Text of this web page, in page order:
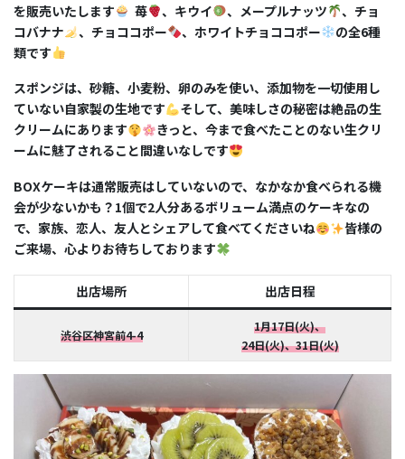
を販売いたします
苺 、キウイ 、メープルナッツ
、チョ
コバナナ
、チョココポー 、ホワイトチョココポー の全6種
類です
スポンジは、砂糖、小麦粉、卵のみを使い、添加物を一切使用し
ていない自家製の生地です
そして、美味しさの秘密は絶品の生
クリームにあります
きっと、今まで食べたことのない生クリ
ームに魅了されること間違いなしです
BOXケーキは通常販売はしていないので、なかなか食べられる機
会が少ないかも？1個で2人分あるボリューム満点のケーキなの
で、家族、恋人、友人とシェアして食べてくださいね
皆様の
ご来場、心よりお待ちしております
出店場所 出店日程
渋谷区神宮前4-4
1月17日(火)、
24日(火)、31日(火)